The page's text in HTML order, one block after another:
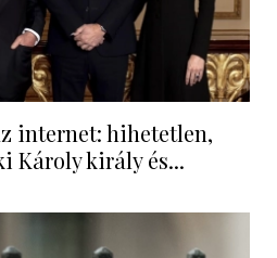
internet: hihetetlen,
Károly király és...